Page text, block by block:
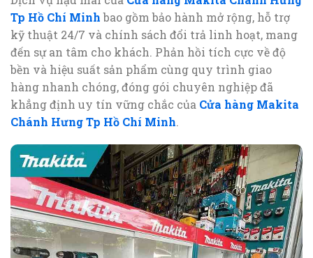
Tp Hồ Chí Minhbao gồm bảo hành mở rộng, hỗ trợ
kỹ thuật 24/7 và chính sách đổi trả linh hoạt, mang
đến sự an tâm cho khách. Phản hồi tích cực về độ
bền và hiệu suất sản phẩm cùng quy trình giao
hàng nhanh chóng, đóng gói chuyên nghiệp đã
khẳng định uy tín vững chắc của Cửa hàng Makita
Chánh Hưng Tp Hồ Chí Minh.